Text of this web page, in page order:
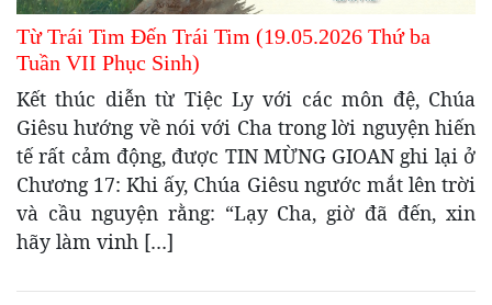
Từ Trái Tim Đến Trái Tim (19.05.2026 Thứ ba
Tuần VII Phục Sinh)
Kết thúc diễn từ Tiệc Ly với các môn đệ, Chúa
Giêsu hướng về nói với Cha trong lời nguyện hiến
tế rất cảm động, được TIN MỪNG GIOAN ghi lại ở
Chương 17: Khi ấy, Chúa Giêsu ngước mắt lên trời
và cầu nguyện rằng: “Lạy Cha, giờ đã đến, xin
hãy làm vinh […]